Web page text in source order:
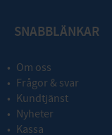
SNABBLÄNKAR
Om oss
Frågor & svar
Kundtjänst
Nyheter
Kassa